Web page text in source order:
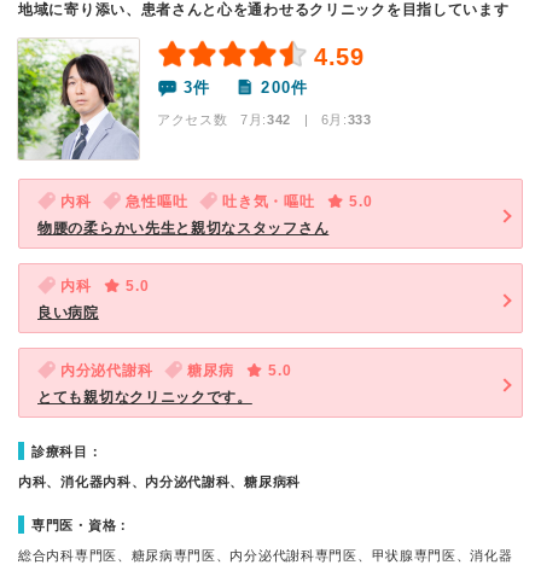
地域に寄り添い、患者さんと心を通わせるクリニックを目指しています
4.59
3件 200件
アクセス数 7月:342 | 6月:333
内科 急性嘔吐 吐き気・嘔吐
5.0
物腰の柔らかい先生と親切なスタッフさん
内科
5.0
良い病院
内分泌代謝科 糖尿病
5.0
とても親切なクリニックです。
診療科目：
内科、消化器内科、内分泌代謝科、糖尿病科
専門医・資格：
総合内科専門医、糖尿病専門医、内分泌代謝科専門医、甲状腺専門医、消化器